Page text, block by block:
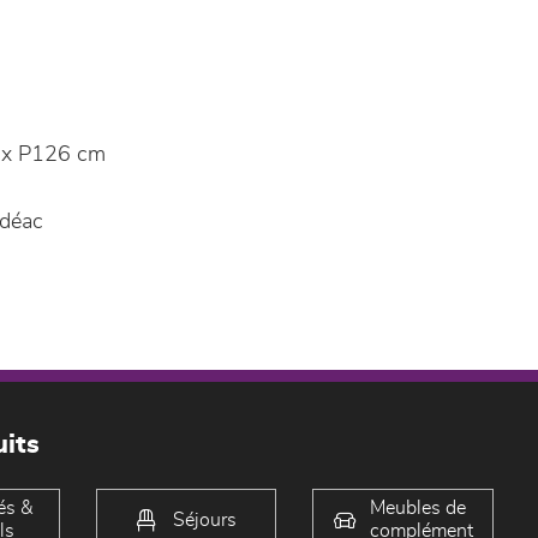
P126 cm
&
Séjours
Meubles de
complément